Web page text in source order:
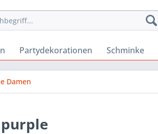
Partydekorationen Schminke
Damen
purple